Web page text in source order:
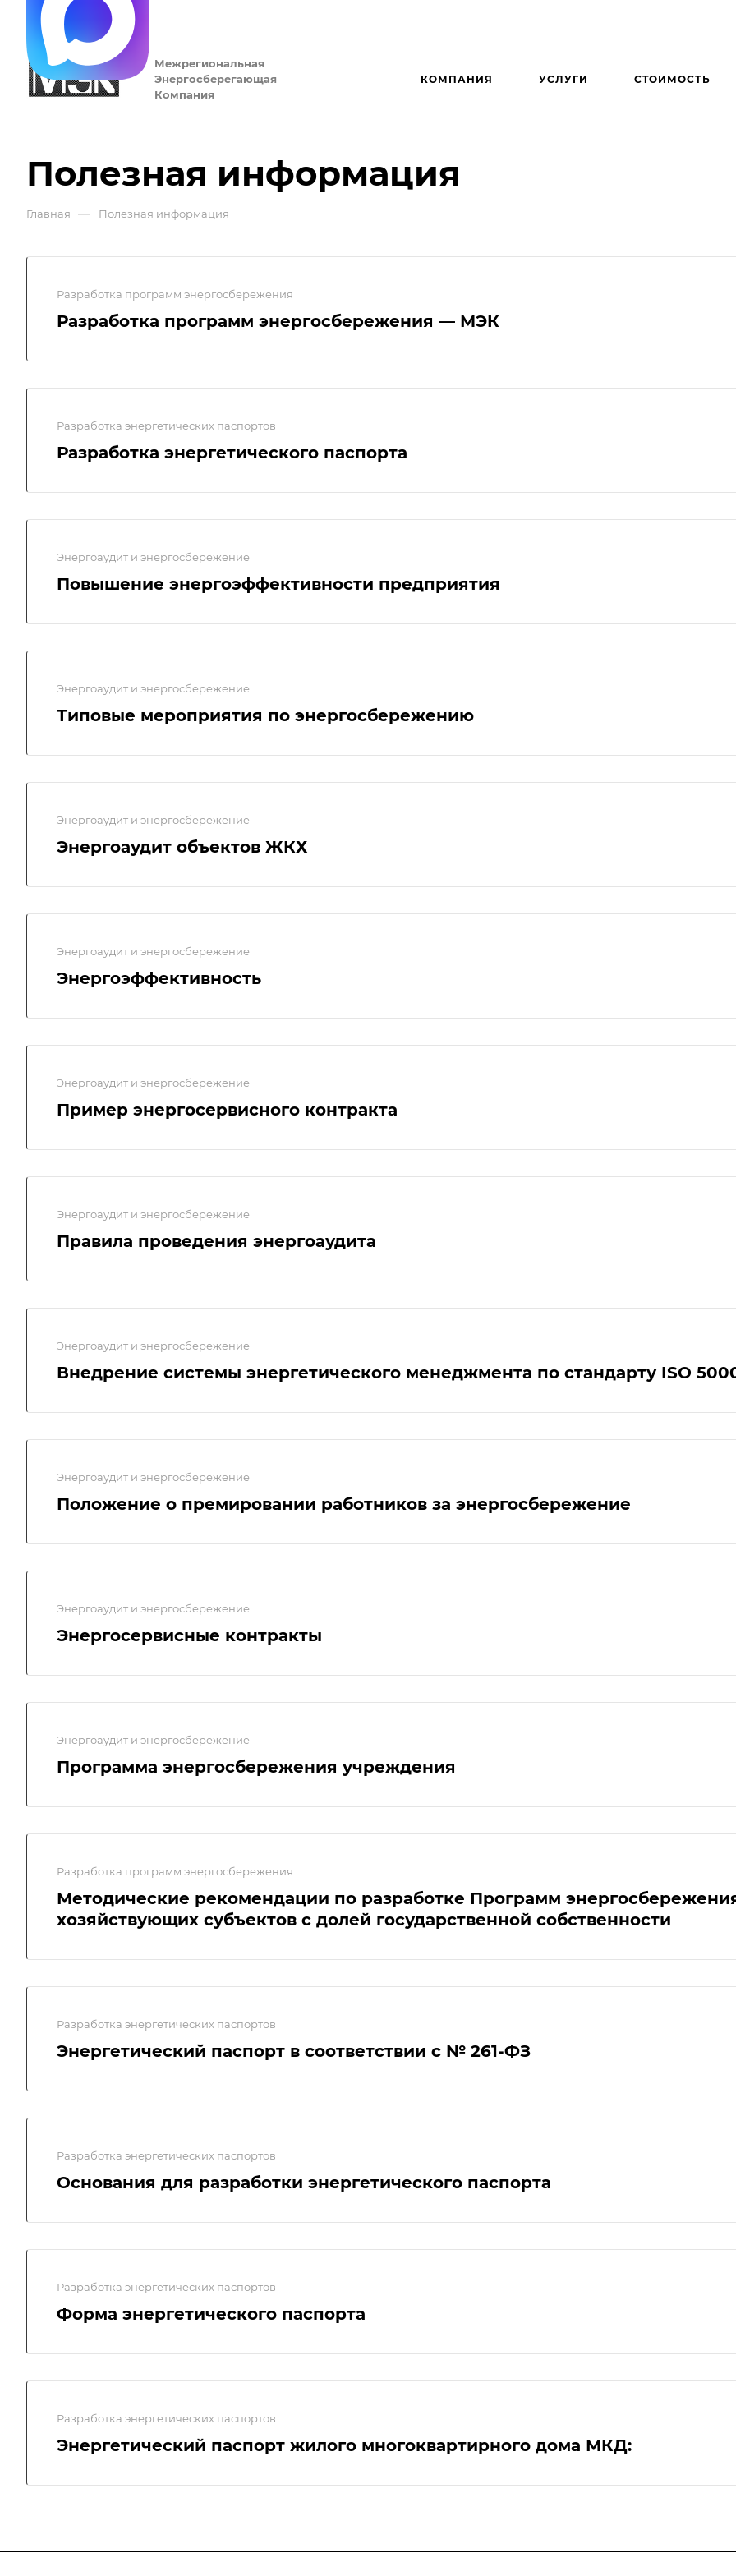
Межрегиональная
Энергосберегающая
Компания
КОМПАНИЯ УСЛУГИ СТОИМОСТЬ
Полезная информация
Главная — Полезная информация
Разработка программ энергосбережения
Разработка программ энергосбережения — МЭК
Разработка энергетических паспортов
Разработка энергетического паспорта
Энергоаудит и энергосбережение
Повышение энергоэффективности предприятия
Энергоаудит и энергосбережение
Типовые мероприятия по энергосбережению
Энергоаудит и энергосбережение
Энергоаудит объектов ЖКХ
Энергоаудит и энергосбережение
Энергоэффективность
Энергоаудит и энергосбережение
Пример энергосервисного контракта
Энергоаудит и энергосбережение
Правила проведения энергоаудита
Энергоаудит и энергосбережение
Внедрение системы энергетического менеджмента по стандарту ISO
Энергоаудит и энергосбережение
Положение о премировании работников за энергосбережение
Энергоаудит и энергосбережение
Энергосервисные контракты
Энергоаудит и энергосбережение
Программа энергосбережения учреждения
Разработка программ энергосбережения
Методические рекомендации по разработке Программ
хозяйствующих субъектов с долей государственной собственности
Разработка энергетических паспортов
Энергетический паспорт в соответствии с № 261-ФЗ
Разработка энергетических паспортов
Основания для разработки энергетического паспорта
Разработка энергетических паспортов
Форма энергетического паспорта
Разработка энергетических паспортов
Энергетический паспорт жилого многоквартирного дома МКД: